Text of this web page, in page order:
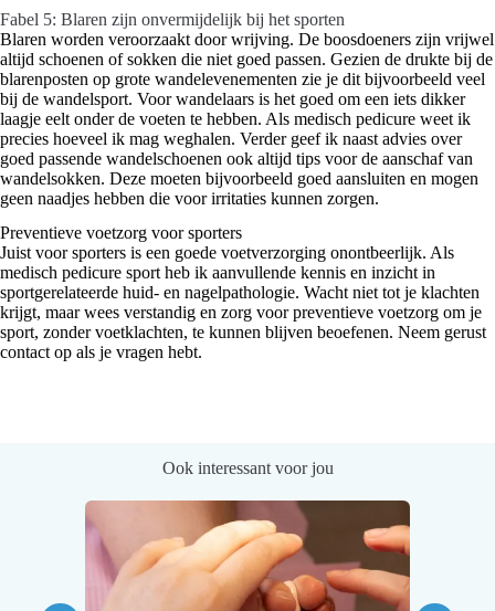
Fabel 5: Blaren zijn onvermijdelijk bij het sporten
Blaren worden veroorzaakt door wrijving. De boosdoeners zijn vrijwel
altijd schoenen of sokken die niet goed passen. Gezien de drukte bij de
blarenposten op grote wandelevenementen zie je dit bijvoorbeeld veel
bij de wandelsport. Voor wandelaars is het goed om een iets dikker
laagje eelt onder de voeten te hebben. Als medisch pedicure weet ik
precies hoeveel ik mag weghalen. Verder geef ik naast advies over
goed passende wandelschoenen ook altijd tips voor de aanschaf van
wandelsokken. Deze moeten bijvoorbeeld goed aansluiten en mogen
geen naadjes hebben die voor irritaties kunnen zorgen.
Preventieve voetzorg voor sporters
Juist voor sporters is een goede voetverzorging onontbeerlijk. Als
medisch pedicure sport heb ik aanvullende kennis en inzicht in
sportgerelateerde huid- en nagelpathologie. Wacht niet tot je klachten
krijgt, maar wees verstandig en zorg voor preventieve voetzorg om je
sport, zonder voetklachten, te kunnen blijven beoefenen. Neem gerust
contact op als je vragen hebt.
Ook interessant voor jou